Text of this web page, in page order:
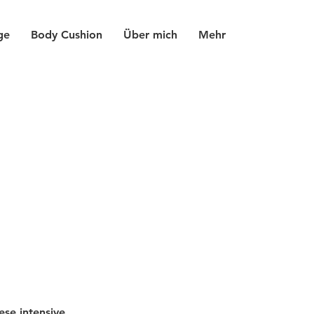
Body Cushion Über mich Mehr